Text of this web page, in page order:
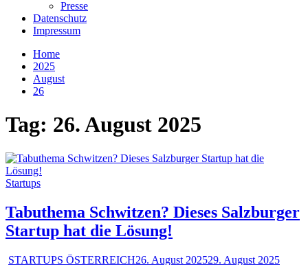
Presse
Datenschutz
Impressum
Home
2025
August
26
Tag: 26. August 2025
Startups
Tabuthema Schwitzen? Dieses Salzburger
Startup hat die Lösung!
STARTUPS ÖSTERREICH26. August 202529. August 2025